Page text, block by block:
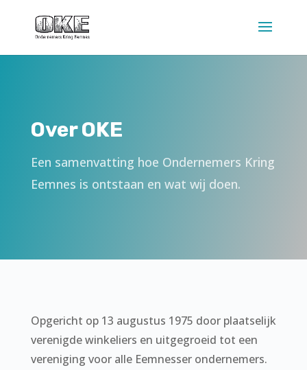
Over OKE
Een samenvatting hoe Ondernemers Kring
Eemnes is ontstaan en wat wij doen.
Opgericht op 13 augustus 1975 door plaatselijk
verenigde winkeliers en uitgegroeid tot een
vereniging voor alle Eemnesser ondernemers.